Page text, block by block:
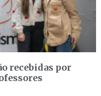
recebidas por